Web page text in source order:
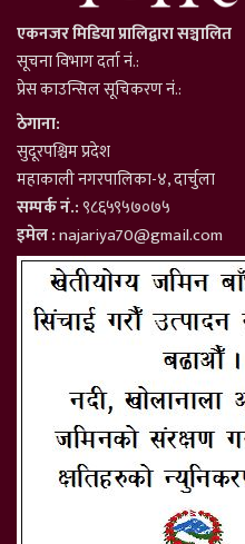
एकनजर मिडिया प्रालिद्वारा सञ्चालित
सूचना विभाग दर्ता नं.:
प्रेस काउन्सिल सूचिकरण नं.:
ठेगाना:
सुदूरपश्चिम प्रदेश
महाकाली नगरपालिका-४, दार्चुला
सम्पर्क नं.:९८६५९५७०७५
इमेल :najariya70@gmail.com